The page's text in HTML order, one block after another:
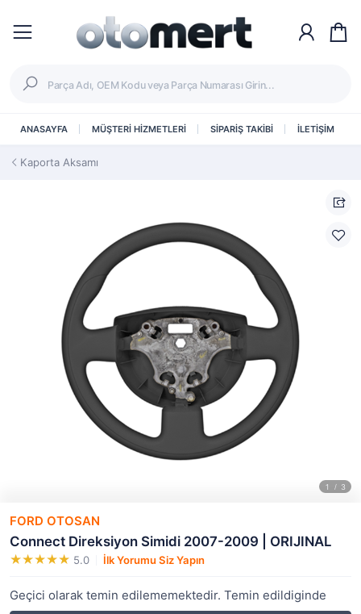
ANASAYFA MÜŞTERİ HİZMETLERİ SİPARİŞ TAKİBİ İLETİŞİM
Kaporta Aksamı
FORD OTOSAN
Connect Direksiyon Simidi 2007-2009 | ORIJINAL
5.0 İlk Yorumu Siz Yapın
Geçici olarak temin edilememektedir. Temin edildiginde